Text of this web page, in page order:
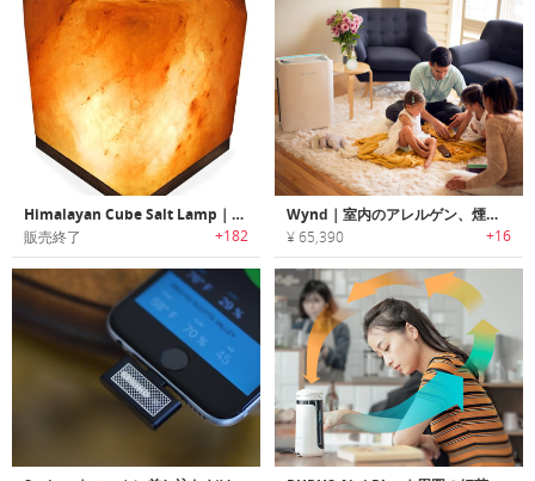
Himalayan Cube Salt Lamp｜ヒマラヤ岩塩ランプ
販売終了 +182
Wynd｜室内のアレルゲン、煙、細菌、汚染をモニターできるパワフル空気清浄機システム「ウィンド」
¥ 65,390 +16